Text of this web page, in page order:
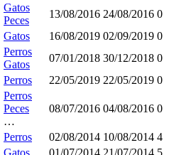
Gatos
Peces
13/08/2016 24/08/2016 0
Gatos 16/08/2019 02/09/2019 0
Perros
Gatos
07/01/2018 30/12/2018 0
Perros 22/05/2019 22/05/2019 0
Perros
Peces
…
08/07/2016 04/08/2016 0
Perros 02/08/2014 10/08/2014 4
Gatos 01/07/2014 21/07/2014 5